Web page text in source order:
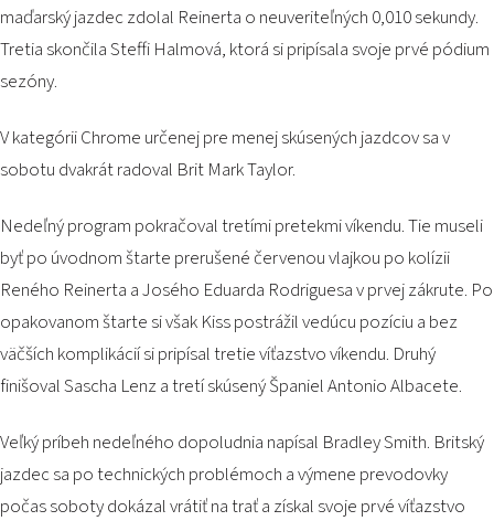
maďarský jazdec zdolal Reinerta o neuveriteľných 0,010 sekundy.
Tretia skončila Steffi Halmová, ktorá si pripísala svoje prvé pódium
sezóny.
V kategórii Chrome určenej pre menej skúsených jazdcov sa v
sobotu dvakrát radoval Brit Mark Taylor.
Nedeľný program pokračoval tretími pretekmi víkendu. Tie museli
byť po úvodnom štarte prerušené červenou vlajkou po kolízii
Reného Reinerta a Josého Eduarda Rodriguesa v prvej zákrute. Po
opakovanom štarte si však Kiss postrážil vedúcu pozíciu a bez
väčších komplikácií si pripísal tretie víťazstvo víkendu. Druhý
finišoval Sascha Lenz a tretí skúsený Španiel Antonio Albacete.
Veľký príbeh nedeľného dopoludnia napísal Bradley Smith. Britský
jazdec sa po technických problémoch a výmene prevodovky
počas soboty dokázal vrátiť na trať a získal svoje prvé víťazstvo